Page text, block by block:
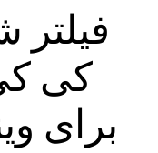
کی
برای